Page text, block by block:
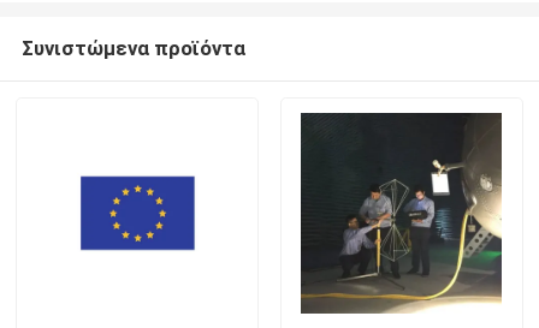
Συνιστώμενα προϊόντα